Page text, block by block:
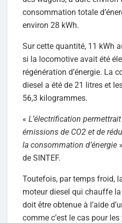
consommation totale
environ 28 kWh.
Sur cette quantité, 11 kWh
si la locomotive avait été
régénération d’énergie. La
diesel a été de 21 litres et
56,3 kilogrammes.
« L’électrification
émissions de CO2 et de
la consommation d’énergie
de SINTEF.
Toutefois, par temps froid,
moteur diesel qui chauffe
doit être obtenue à l’aide
comme c’est le cas pour les